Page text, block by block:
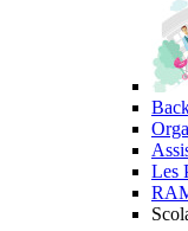
Les